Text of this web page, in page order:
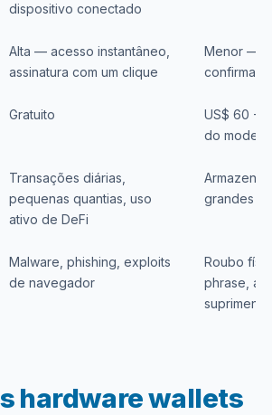
dispositivo conectado
Alta — acesso instantâneo,
assinatura com um clique
Menor —
Gratuito
US$ 60 -
do modelo
Transações diárias,
pequenas quantias, uso
ativo de DeFi
grandes
Malware, phishing, exploits
de navegador
Roubo
phrase,
hardware wallets